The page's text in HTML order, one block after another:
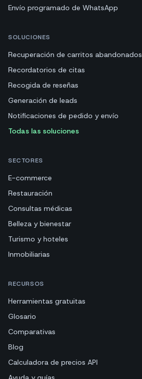
Envío programado de WhatsApp
SOLUCIONES
Recuperación de carritos abandonados
Recordatorios de citas
Recogida de reseñas
Generación de leads
Notificaciones de pedido y envío
Todas las soluciones
SECTORES
E-commerce
Restauración
Consultas médicas
Belleza y bienestar
Turismo y hoteles
Inmobiliarias
RECURSOS
Herramientas gratuitas
Glosario
Comparativas
Blog
Calculadora de precios API